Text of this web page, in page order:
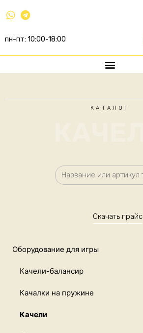
пн-пт: 10:00-18:00
КАТАЛОГ
Скачать прайс
Оборудование для игры
Качели-балансир
Качалки на пружине
Качели